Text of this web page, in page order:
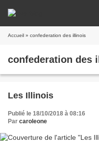
Accueil » confederation des illinois
confederation des
Les Illinois
Publié le 18/10/2018 à 08:16
Par caroleone